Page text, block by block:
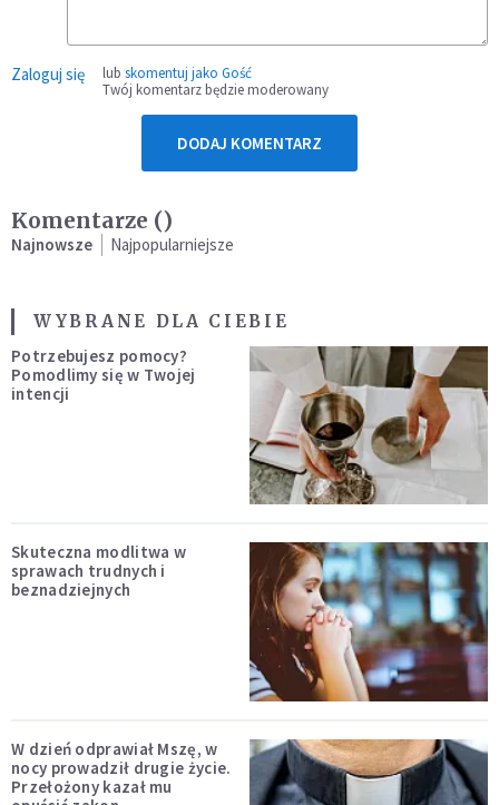
Zaloguj się lub skomentuj jako Gość
Twój komentarz będzie moderowany
DODAJ KOMENTARZ
Komentarze ()
Najnowsze Najpopularniejsze
WYBRANE DLA CIEBIE
Potrzebujesz pomocy?
Pomodlimy się w Twojej
intencji
Skuteczna modlitwa w
sprawach trudnych i
beznadziejnych
W dzień odprawiał Mszę, w
nocy prowadził drugie życie.
Przełożony kazał mu